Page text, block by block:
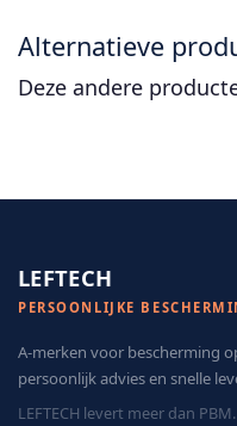
Alternatieve
Deze andere
LEFTECH
PERSOONLIJKE
A-merken voor bescherming
persoonlijk advies en snelle
LEFTECH levert meer dan PBM.